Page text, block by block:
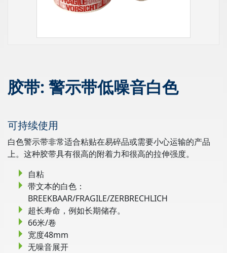
胶带: 警示带低噪音白色
可持续使用
白色警示带非常适合粘贴在易碎品或需要小心运输的产品
上。这种胶带具有很高的附着力和很高的拉伸强度。
自粘
带文本的白色：
BREEKBAAR/FRAGILE/ZERBRECHLICH
超长寿命，例如长期储存。
66米/卷
宽度48mm
无噪音展开